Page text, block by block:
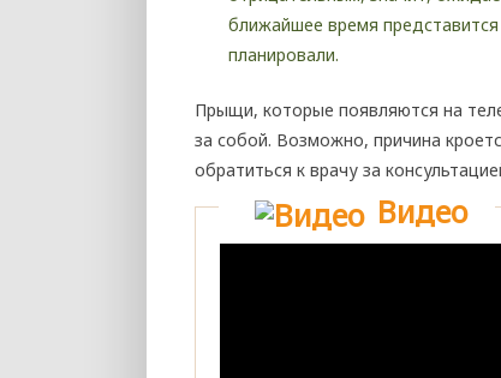
ближайшее время
планировали.
Прыщи, которые появляются на
за собой. Возможно, причина
обратиться к врачу за
Видео